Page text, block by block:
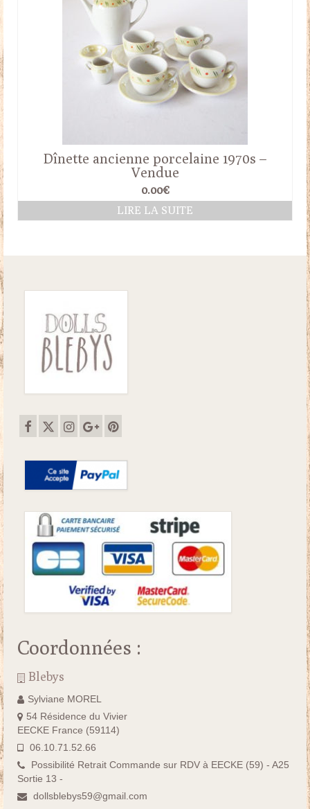
Dînette ancienne porcelaine 1970s –
Vendue
0.00€
LIRE LA SUITE
Coordonnées :
Blebys
Sylviane MOREL
54 Résidence du Vivier
EECKE France (59114)
06.10.71.52.66
Possibilité Retrait Commande sur RDV à EECKE (59) - A25
Sortie 13 -
dollsblebys59@gmail.com